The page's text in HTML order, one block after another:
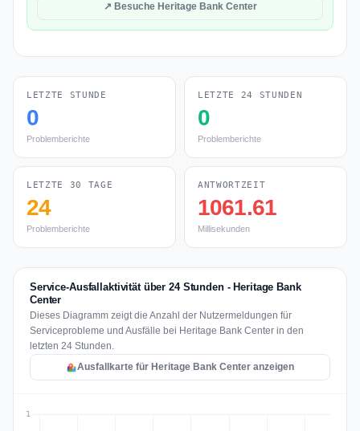
↗ Besuche Heritage Bank Center
LETZTE STUNDE
0
Problemberichte
LETZTE 24 STUNDEN
0
Problemberichte
LETZTE 30 TAGE
24
Problemberichte
ANTWORTZEIT
1061.61
Millisekunden
Service-Ausfallaktivität über 24 Stunden - Heritage Bank
Center
Dieses Diagramm zeigt die Anzahl der Nutzermeldungen für
Serviceprobleme und Ausfälle bei Heritage Bank Center in den
letzten 24 Stunden.
Ausfallkarte für Heritage Bank Center anzeigen